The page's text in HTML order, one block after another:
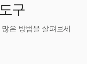
구
은 방법을 살펴보세